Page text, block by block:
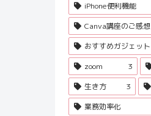
iPhone便利機能
Canva講座のご感想
おすすめガジェット
zoom
3
生き方
3
業務効率化